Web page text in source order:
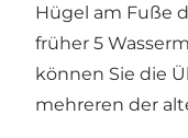
Hügel am Fuße
früher 5
können Sie die
mehreren der